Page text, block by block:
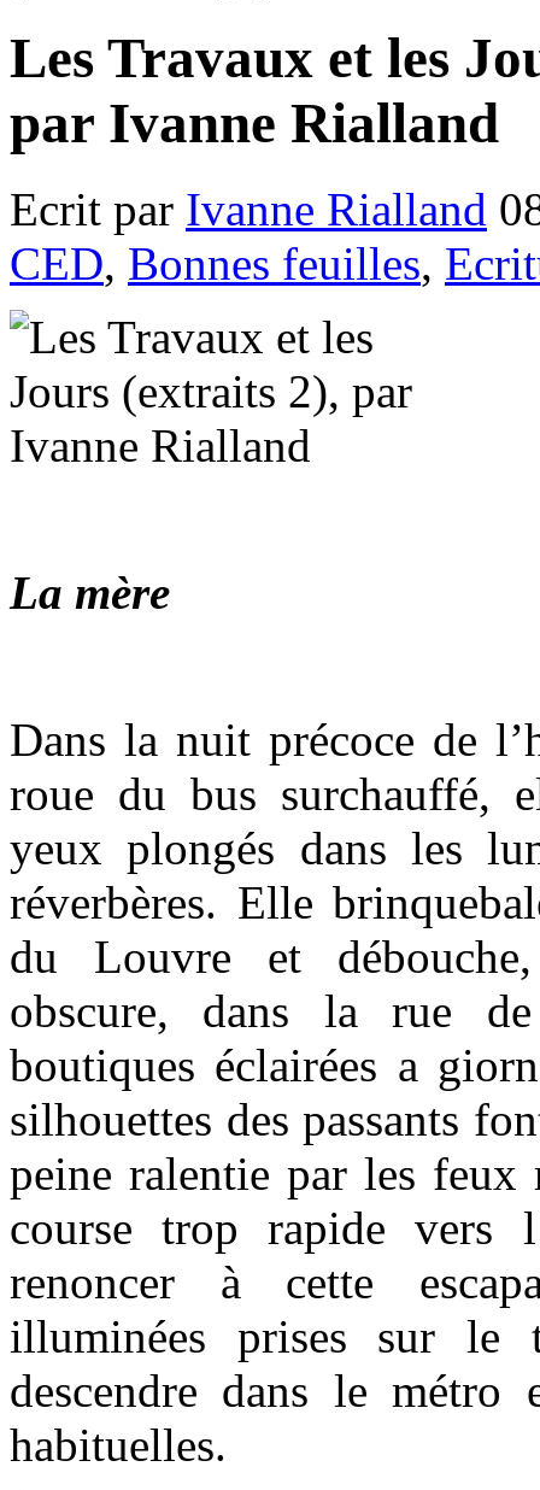
Les Travaux et les
par Ivanne Rialland
Ecrit par Ivanne Rialland
CED, Bonnes feuilles,
La mère
Dans la nuit précoce de
roue du bus surchauffé,
yeux plongés dans les
réverbères. Elle
du Louvre et
obscure, dans la rue
boutiques éclairées a
silhouettes des passants
peine ralentie par les feux
course trop rapide vers
renoncer à cette
illuminées prises sur le
descendre dans le métro
habituelles.